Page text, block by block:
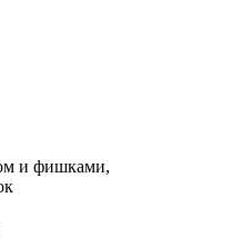
и фишками,